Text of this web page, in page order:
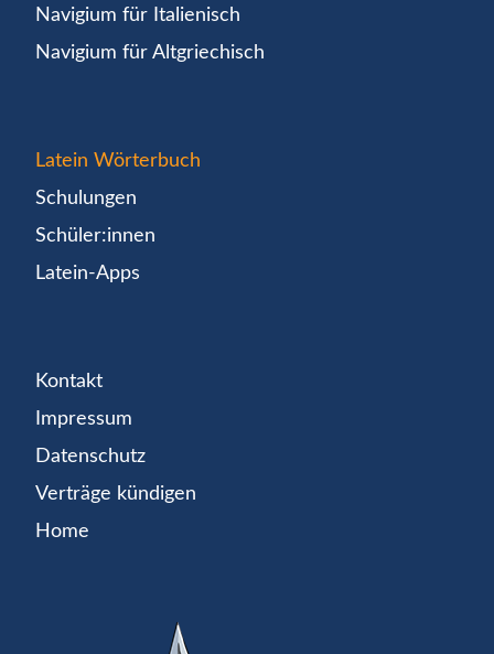
Navigium für Italienisch
Navigium für Altgriechisch
Latein Wörterbuch
Schulungen
Schüler:innen
Latein-Apps
Kontakt
Impressum
Datenschutz
Verträge kündigen
Home